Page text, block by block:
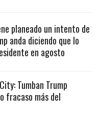
planeado un intento de
anda diciendo que lo
en agosto
Tumban Trump
fracaso más del